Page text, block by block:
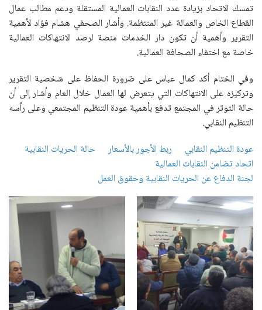
تمسك الاتحاد بزيادة عدد النقابات العمالية المستقلة ودعم مطالب عمال
القطاع الخاص والعمالة غير المنتظمة. وأشار الصحفي هشام فؤاد لأهمية
التقرير وأهمية أن تكون دار الخدمات منصة لرصد الانتهاكات العمالية
خاصة مع اختفاء الصحافة العمالية.
وفي الختام أكد كمال عباس على ضرورة الحفاظ على شخصية التقرير
وتركيزه على الانتهاكات التي يتعرض لها العمال خلال العام وأشار إلى أن
حالة التوتر في المجتمع تدفع بأهمية عودة التنظيم المجتمعي وعلى رأسه
التنظيم النقابي.
عودة التنظيم النقابي
ربط الأجور بالأسعار
حالة الحريات النقابية
اتحاد تضامن النقابات العمالية
لجنة الدفاع عن الحريات النقابية وحقوق العمل